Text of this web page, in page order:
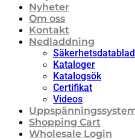
Nyheter
Om oss
Kontakt
Nedladdning
Säkerhetsdatablad
Kataloger
Katalogsök
Certifikat
Videos
Shopping Cart
Wholesale Login